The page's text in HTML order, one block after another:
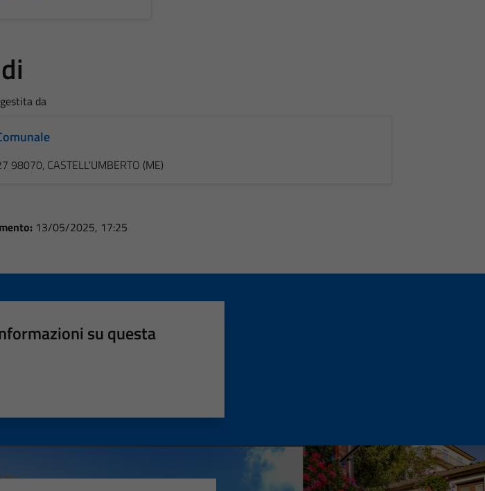
da
98070, CASTELL'UMBERTO (ME)
13/05/2025, 17:25
su questa